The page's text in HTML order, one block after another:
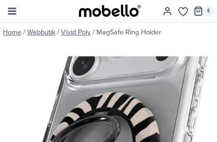
Skip
content
0
Home / Webbutik / Vivid Poly / MagSafe Ring Holder